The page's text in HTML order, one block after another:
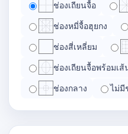
ช่องเถียนจื้อ
ช่องหมี่จื้อฮุยกง
ช่องสี่เหลี่ยม
ช่องเถียนจื้อพร้อมเส้
ช่องกลาง ไม่มี